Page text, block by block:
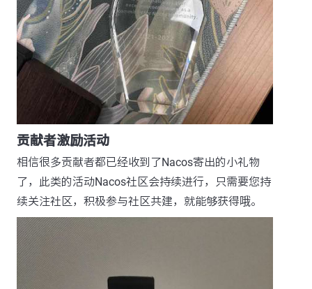
贡献者激励活动
相信很多贡献者都已经收到了Nacos寄出的小礼物
了，此类的活动Nacos社区会持续进行，只需要您持
续关注社区，积极参与社区共建，就能够获得哦。